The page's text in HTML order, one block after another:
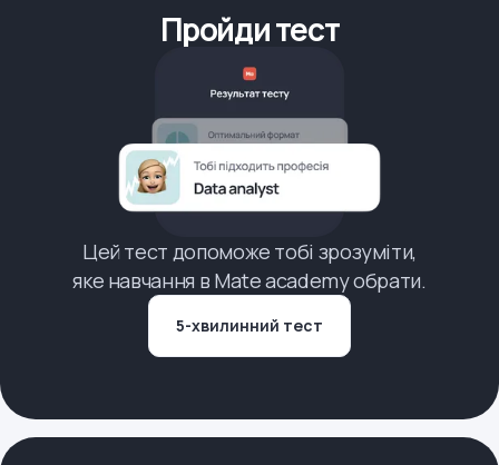
Пройди тест
Цей тест допоможе тобі зрозуміти,
яке навчання в Mate academy обрати.
5-хвилинний тест